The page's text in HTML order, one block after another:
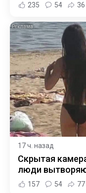
235 54 36
17 ч. назад
Скрытая
люди
157 54 77